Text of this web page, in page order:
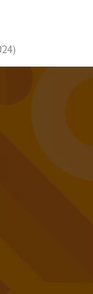
)